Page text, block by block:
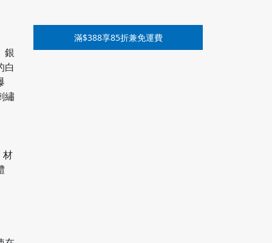
銀
白
繡
材
滿$388享85折兼免運費